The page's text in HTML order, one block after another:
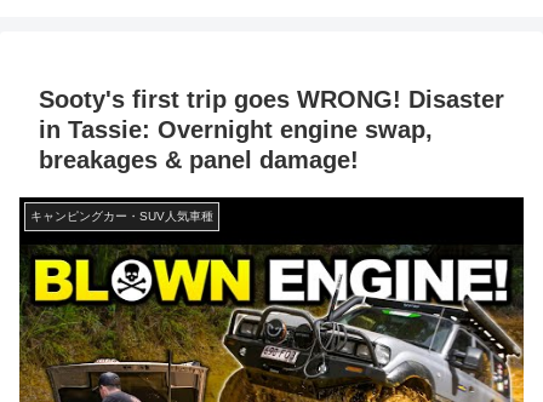
Sooty's first trip goes WRONG! Disaster
in Tassie: Overnight engine swap,
breakages & panel damage!
キャンピングカー・SUV人気車種